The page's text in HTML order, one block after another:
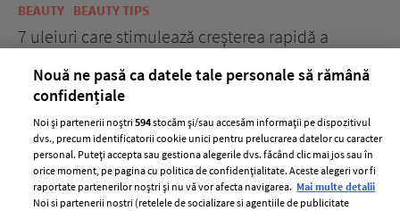
BEAUTY BEAUTY TIPS
7 uleiuri care stimulează creșterea rapidă a
Nouă ne pasă ca datele tale personale să rămână
confidențiale
Noi și partenerii noștri594stocăm și/sau accesăm informații pe dispozitivul
dvs., precum identificatorii cookie unici pentru prelucrarea datelor cu caracter
personal. Puteți accepta sau gestiona alegerile dvs. făcând clic mai jos sau în
orice moment, pe pagina cu politica de confidențialitate. Aceste alegeri vor fi
raportate partenerilor noștri și nu vă vor afecta navigarea. Mai multe detalii
Noi si partenerii nostri (retelele de socializare si agentiile de publicitate